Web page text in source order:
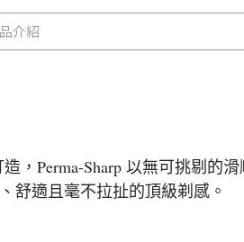
介紹
Perma-Sharp 以無可挑剔的
舒適且毫不拉扯的頂級剃感。